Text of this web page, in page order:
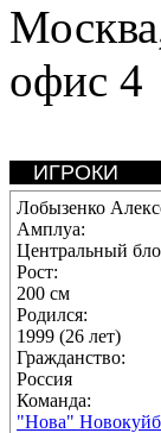
Москва
офис 4
ИГРОКИ
Лобызенко
Амплуа:
Центральный
Рост:
200 см
Родился:
1999 (26 лет)
Гражданство:
Россия
Команда:
"Нова"